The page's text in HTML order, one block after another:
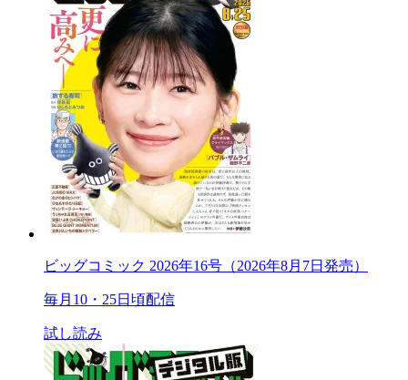
ビッグコミック 2026年16号（2026年8月7日発売）
毎月10・25日頃配信
試し読み